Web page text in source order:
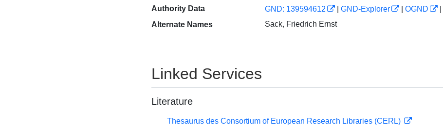
Authority Data
GND: 139594612 GND-Explorer OGND
Alternate Names
Sack, Friedrich Ernst
Linked Services
Literature
Thesaurus des Consortium of European Research Libraries (CERL)